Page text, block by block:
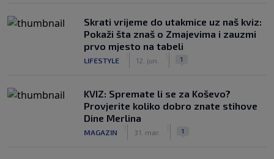
Skrati vrijeme do utakmice uz naš kviz:
Pokaži šta znaš o Zmajevima i zauzmi
prvo mjesto na tabeli
LIFESTYLE 12. jun. 1
KVIZ: Spremate li se za Koševo?
Provjerite koliko dobro znate stihove
Dine Merlina
MAGAZIN 31. mar. 1